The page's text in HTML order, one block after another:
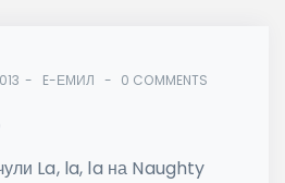
E-ЕМИЛ 0 COMMENTS
La, la, la на Naughty